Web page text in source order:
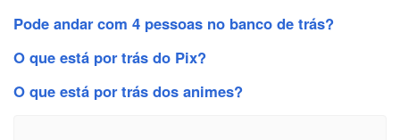
Pode andar com 4 pessoas no banco de trás?
O que está por trás do Pix?
O que está por trás dos animes?